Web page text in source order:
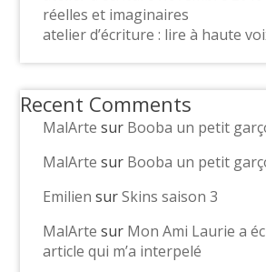
réelles et imaginaires
atelier d’écriture : lire à haute
Recent Comments
MalArte sur Booba un petit
MalArte sur Booba un petit
Emilien surSkins saison 3
MalArte sur Mon Ami Laurie a
article qui m’a interpelé